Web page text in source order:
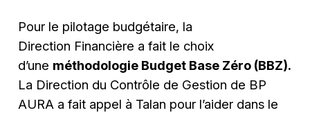
Pour le pilotage budgétaire, la
Direction Financière a fait le choix
d’une méthodologie Budget Base Zéro (BBZ).
La Direction du Contrôle de Gestion de BP
AURA a fait appel à Talan pour l’aider dans le